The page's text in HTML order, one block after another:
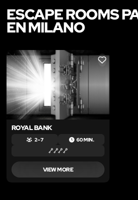
ESCAPE ROOMS
EN MILANO
LIKE
ROYAL BANK
2 – 7 60 MIN.
VIEW MORE